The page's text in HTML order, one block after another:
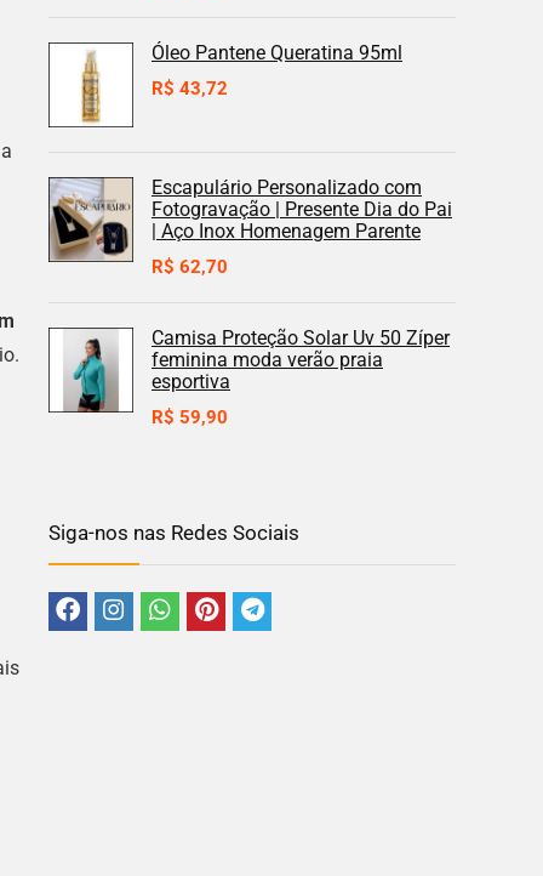
Óleo Pantene Queratina 95ml
R$ 43,72
Escapulário Personalizado com
Fotogravação | Presente Dia do Pai
| Aço Inox Homenagem Parente
R$ 62,70
Camisa Proteção Solar Uv 50 Zíper
feminina moda verão praia
esportiva
R$ 59,90
Siga-nos nas Redes Sociais